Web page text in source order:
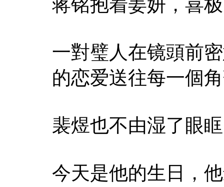
蒋铭抱着姜妍，喜
一對璧人在镜頭前
的恋爱送往每一個
裴煜也不由湿了眼
今天是他的生日，